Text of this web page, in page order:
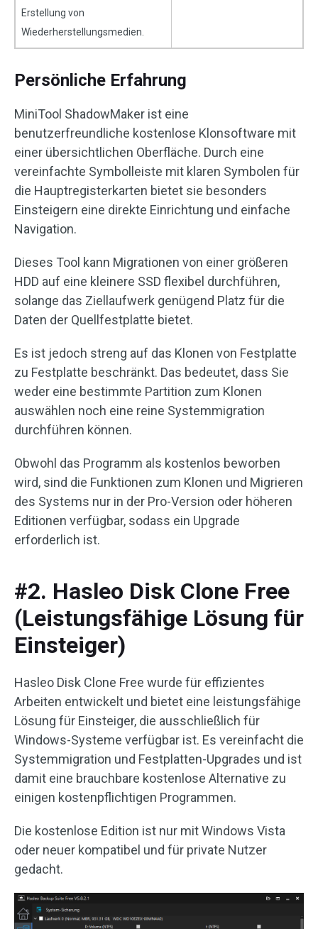
Erstellung von
Wiederherstellungsmedien.
Persönliche Erfahrung
MiniTool ShadowMaker ist eine
benutzerfreundliche kostenlose Klonsoftware mit
einer übersichtlichen Oberfläche. Durch eine
vereinfachte Symbolleiste mit klaren Symbolen für
die Hauptregisterkarten bietet sie besonders
Einsteigern eine direkte Einrichtung und einfache
Navigation.
Dieses Tool kann Migrationen von einer größeren
HDD auf eine kleinere SSD flexibel durchführen,
solange das Ziellaufwerk genügend Platz für die
Daten der Quellfestplatte bietet.
Es ist jedoch streng auf das Klonen von Festplatte
zu Festplatte beschränkt. Das bedeutet, dass Sie
weder eine bestimmte Partition zum Klonen
auswählen noch eine reine Systemmigration
durchführen können.
Obwohl das Programm als kostenlos beworben
wird, sind die Funktionen zum Klonen und Migrieren
des Systems nur in der Pro-Version oder höheren
Editionen verfügbar, sodass ein Upgrade
erforderlich ist.
#2. Hasleo Disk Clone Free
(Leistungsfähige Lösung für
Einsteiger)
Hasleo Disk Clone Free wurde für effizientes
Arbeiten entwickelt und bietet eine leistungsfähige
Lösung für Einsteiger, die ausschließlich für
Windows-Systeme verfügbar ist. Es vereinfacht die
Systemmigration und Festplatten-Upgrades und ist
damit eine brauchbare kostenlose Alternative zu
einigen kostenpflichtigen Programmen.
Die kostenlose Edition ist nur mit Windows Vista
oder neuer kompatibel und für private Nutzer
gedacht.